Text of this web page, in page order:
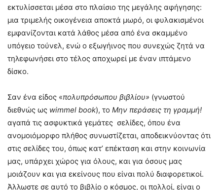
εκτυλίσσεται μέσα στο πλαίσιο της μεγάλης αφήγησης:
μια τριμελής οικογένεια αποκτά μωρό, οι φυλακισμένοι
εμφανίζονται κατά λάθος μέσα από ένα σκαμμένο
υπόγειο τούνελ, ενώ ο εξωγήινος που συνεχώς ζητά να
τηλεφωνήσει στο τέλος αποχωρεί με έναν ιπτάμενο
δίσκο.
Σαν ένα είδος «πολυπρόσωπου βιβλίου» (γνωστού
διεθνώς ως wimmel book), το Μην περάσεις τη γραμμή!
αγαπά τις ασφυκτικά γεμάτες σελίδες, όπου ένα
ανομοιόμορφο πλήθος συνωστίζεται, αποδεικνύοντας ότι
στις σελίδες του, όπως κατ’ επέκταση και στην κοινωνία
μας, υπάρχει χώρος για όλους, και για όσους μας
μοιάζουν και για εκείνους που είναι πολύ διαφορετικοί.
Άλλωστε σε αυτό το βιβλίο ο κόσμος, οι πολλοί, είναι ο